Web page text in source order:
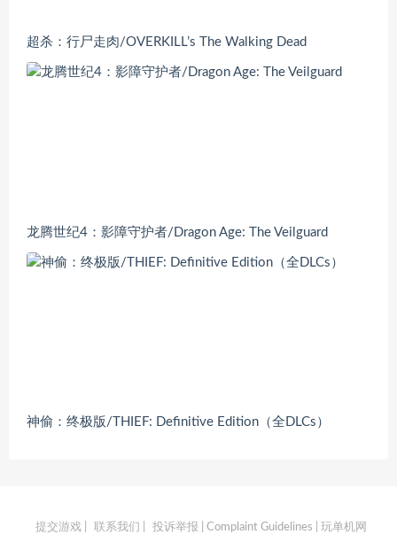
超杀：行尸走肉/OVERKILL’s The Walking Dead
龙腾世纪4：影障守护者/Dragon Age: The Veilguard
神偷：终极版/THIEF: Definitive Edition（全DLCs）
提交游戏| 联系我们 投诉举报 | Complaint Guidelines | 玩单机网